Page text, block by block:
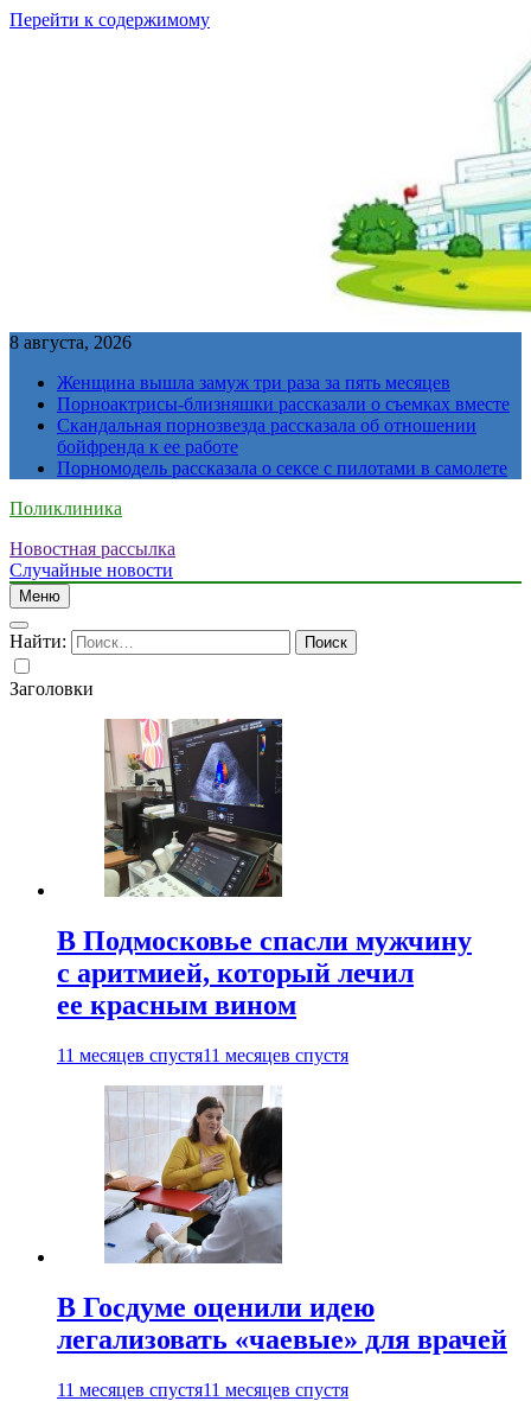
Перейти к содержимому
8 августа, 2026
Женщина вышла замуж три раза за пять месяцев
Порноактрисы-близняшки рассказали о съемках вместе
Скандальная порнозвезда рассказала об отношении
бойфренда к ее работе
Порномодель рассказала о сексе с пилотами в самолете
Поликлиника
Новостная рассылка
Случайные новости
Меню
Найти:
Заголовки
В Подмосковье спасли мужчину
с аритмией, который лечил
ее красным вином
11 месяцев спустя11 месяцев спустя
В Госдуме оценили идею
легализовать «чаевые» для врачей
11 месяцев спустя11 месяцев спустя